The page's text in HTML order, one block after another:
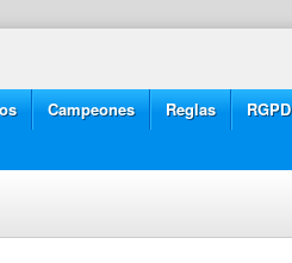
Campeones Reglas RGPD